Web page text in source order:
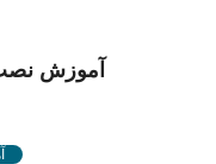
آموزش